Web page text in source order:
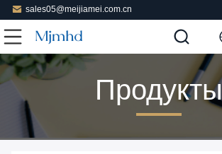
sales05@meijiamei.com.cn
Продукты